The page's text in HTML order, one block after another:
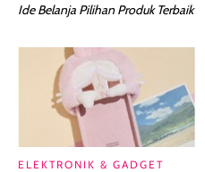
Ide Belanja Pilihan Produk Terbaik
ELEKTRONIK & GADGET